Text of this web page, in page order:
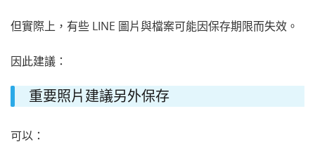
但實際上，有些 LINE 圖片與檔案可能因保存期限而失效。
因此建議：
重要照片建議另外保存
可以：